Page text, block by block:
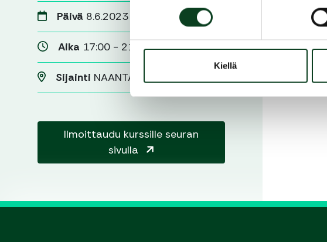
Kiellä
Päivä 8.6.2023
Aika 17:00 - 21:00
Sijainti NAANTALI
Ilmoittaudu kurssille seuran
sivulla